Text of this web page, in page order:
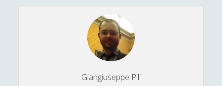
Giangiuseppe Pili